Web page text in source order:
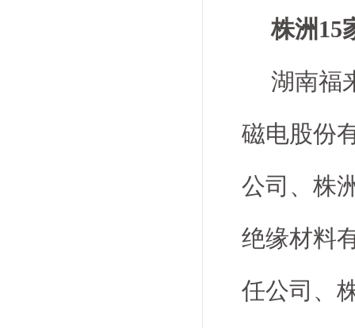
株洲15
湖南福
磁电股份
公司、株
绝缘材料
任公司、